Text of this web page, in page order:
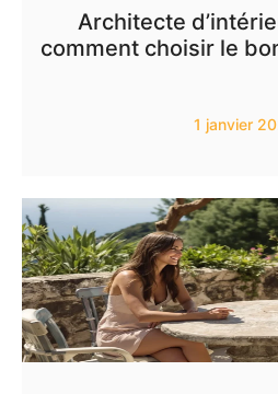
Architecte
comment choisir le
1 janvier